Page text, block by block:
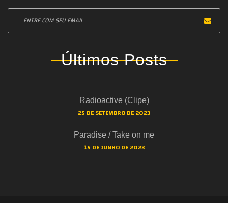
Últimos Posts
Radioactive (Clipe)
25 DE SETEMBRO DE 2023
Paradise / Take on me
15 DE JUNHO DE 2023